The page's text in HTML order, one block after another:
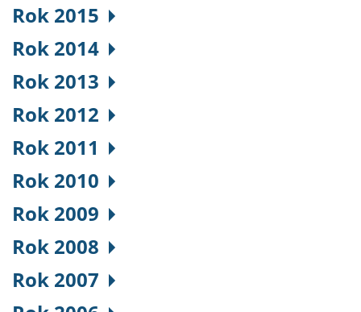
Rok 2015
Rok 2014
Rok 2013
Rok 2012
Rok 2011
Rok 2010
Rok 2009
Rok 2008
Rok 2007